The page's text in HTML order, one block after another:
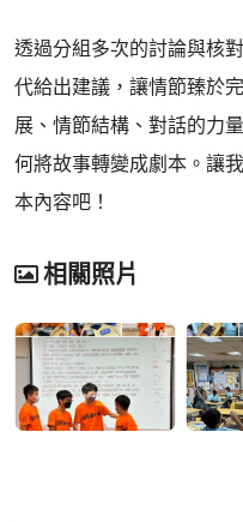
透過分組多次的討論與核
代給出建議，讓情節臻於
展、情節結構、對話的力
何將故事轉變成劇本。讓
本內容吧！
相關照片